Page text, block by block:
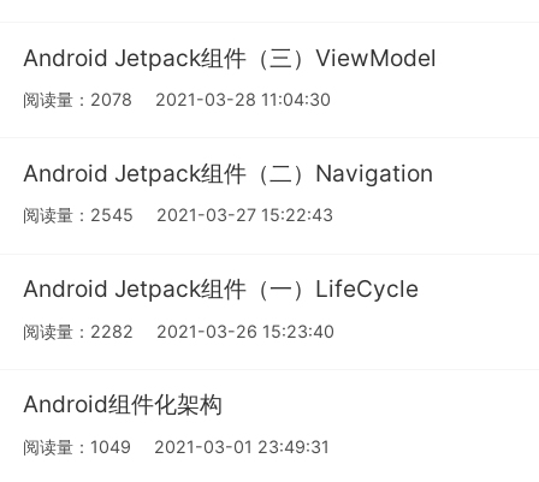
Android Jetpack组件（三）ViewModel
阅读量：2078 2021-03-28 11:04:30
Android Jetpack组件（二）Navigation
阅读量：2545 2021-03-27 15:22:43
Android Jetpack组件（一）LifeCycle
阅读量：2282 2021-03-26 15:23:40
Android组件化架构
阅读量：1049 2021-03-01 23:49:31